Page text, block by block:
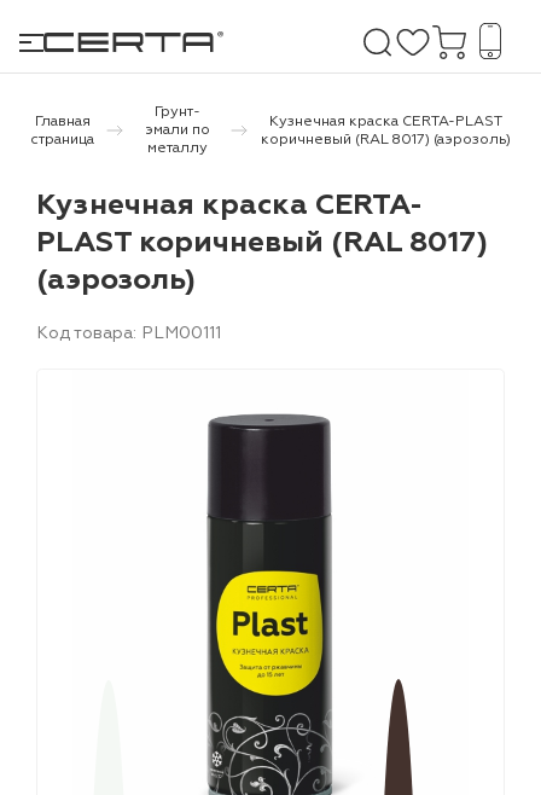
и дачи
бетону,
Главная
страница
Грунт-
эмали по
металлу
Кузнечная краска CERTA-PLAST
коричневый (RAL 8017) (аэрозоль)
Кузнечная краска CERTA-
PLAST коричневый (RAL 8017)
(аэрозоль)
Код товара: PLM00111